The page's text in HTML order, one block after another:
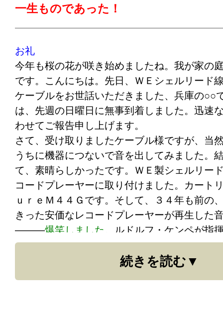
一生ものであった！
お礼
今年も桜の花が咲き始めましたね。我が家の
です。こんにちは。先日、ＷＥシェルリード
ケーブルをお世話いただきました、兵庫の○○
は、先週の日曜日に無事到着しました。迅速
わせてご報告申し上げます。
さて、受け取りましたケーブル様ですが、当
うちに機器につないで音を出してみました。
て、素晴らしかったです。ＷＥ製シェルリー
コードプレーヤーに取り付けました。カート
ｕｒｅＭ４４Ｇです。そして、３４年も前の
きった安価なレコードプレーヤーが再生した
―――爆笑しました。
ルドルフ・ケンペが指
響曲第１番を聴きながらひとしきり笑い転げ
「アホらしい……」の一言でした
続きを読む